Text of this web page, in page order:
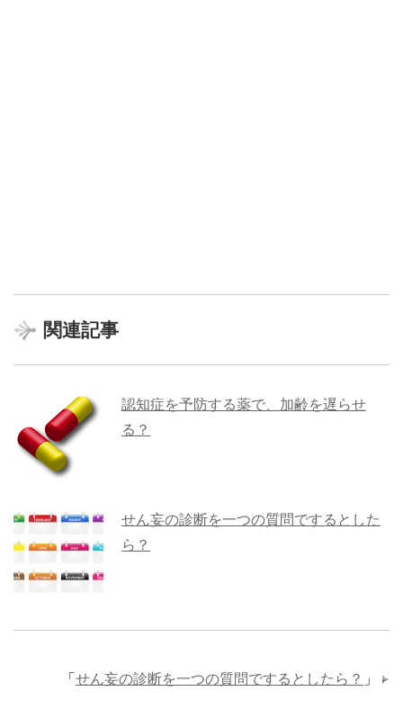
関連記事
認知症を予防する薬で、加齢を遅らせ
る？
せん妄の診断を一つの質問でするとした
ら？
「 せん妄の診断を一つの質問でするとしたら？ 」